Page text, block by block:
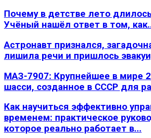
Почему в детстве лето
Учёный нашёл ответ в том,
Астронавт признался,
лишила речи и пришлось
МАЗ-7907: Крупнейшее в мире
шасси, созданное в СССР для
Как научиться эффективно
временем: практическое
которое реально работает в...